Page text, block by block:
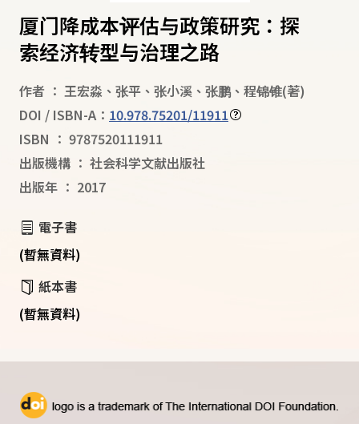
厦门降成本评估与政策研究：探
索经济转型与治理之路
作者 ： 王宏淼 、 张平 、 张小溪 、 张鹏 、 程锦锥(著)
DOI / ISBN-A： 10.978.75201/11911
ISBN ： 9787520111911
出版機構 ： 社会科学文献出版社
出版年 ： 2017
電子書
(暫無資料)
紙本書
(暫無資料)